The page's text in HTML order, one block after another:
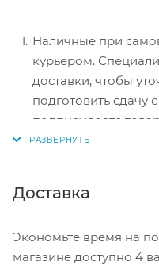
Наличные при
курьером.
доставки, чтобы
подготовить
подписываете
документы, вносите
перенаправит вас
Здесь нужно
Доставка
Экономьте время на
магазине доступно 4